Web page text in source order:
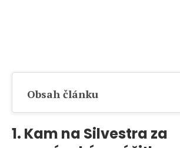
Obsah článku
1. Kam na Silvestra za